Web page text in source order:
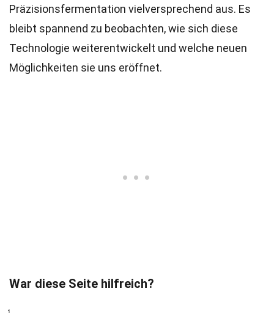
Präzisionsfermentation vielversprechend aus. Es
bleibt spannend zu beobachten, wie sich diese
Technologie weiterentwickelt und welche neuen
Möglichkeiten sie uns eröffnet.
War diese Seite hilfreich?